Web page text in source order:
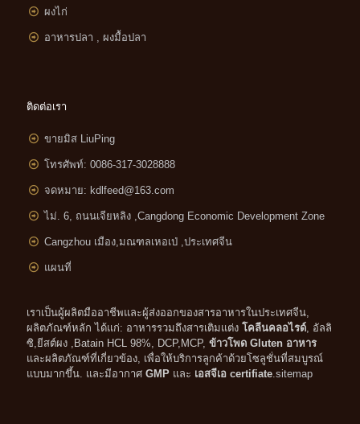
ผงไก่
อาหารปลา , ผงมื้อปลา
ติดต่อเรา
ขายมิส LiuPing
โทรศัพท์: 0086-317-3028888
จดหมาย: kdlfeed@163.com
ไม่. 6, ถนนเจียหลิง ,Cangdong Economic Development Zone
Cangzhou เมือง,มณฑลเหอเป่ ,ประเทศจีน
แผนที่
เราเป็นผู้ผลิตมืออาชีพและผู้ส่งออกของสารอาหารในประเทศจีน,
ผลิตภัณฑ์หลัก ได้แก่: อาหารรวมถึงสารเติมแต่ง โคลีนคลอไรด์ , อัลลิ
ซิ,ยีสต์ผง ,Batain HCL 98%, DCP,MCP, ข้าวโพด Gluten อาหาร
และผลิตภัณฑ์ที่เกี่ยวข้อง, เพื่อให้บริการลูกค้าด้วยโซลูชั่นที่สมบูรณ์
แบบมากขึ้น. และมีอากาศ GMP และ เอสจีเอ certifiate sitemap